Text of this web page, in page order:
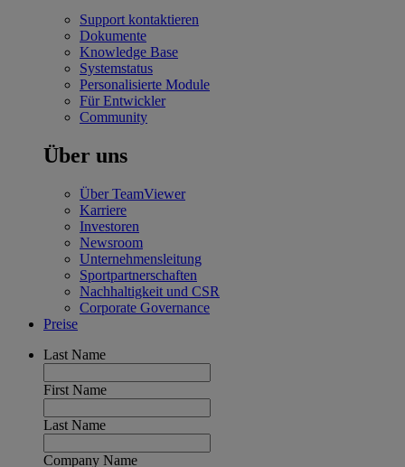
Support kontaktieren
Dokumente
Knowledge Base
Systemstatus
Personalisierte Module
Für Entwickler
Community
Über uns
Über TeamViewer
Karriere
Investoren
Newsroom
Unternehmensleitung
Sportpartnerschaften
Nachhaltigkeit und CSR
Corporate Governance
Preise
Last Name
First Name
Last Name
Company Name